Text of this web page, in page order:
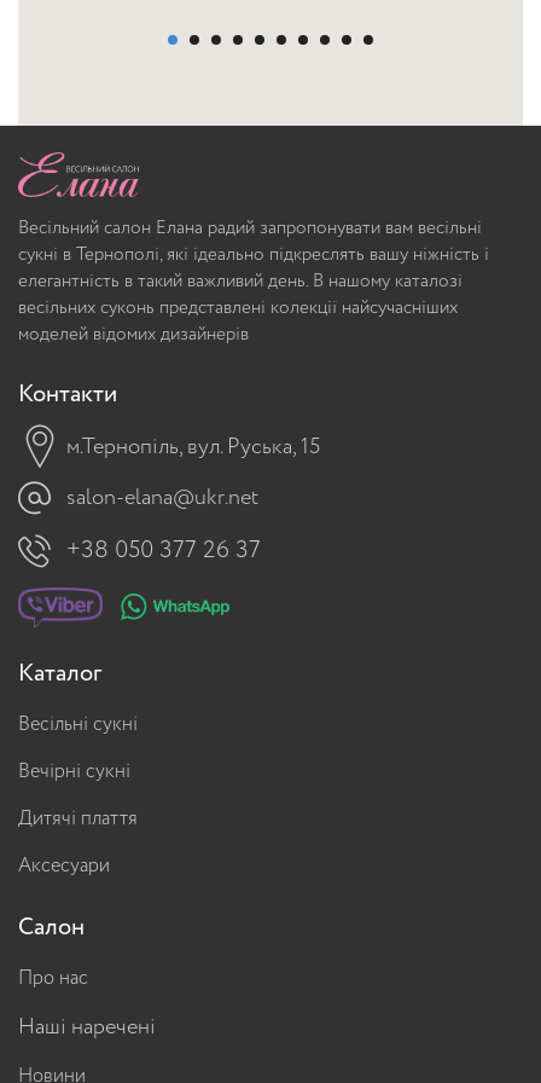
Весільний салон Елана радий запропонувати вам весільні
сукні в Тернополі, які ідеально підкреслять вашу ніжність і
елегантність в такий важливий день. В нашому каталозі
весільних суконь представлені колекції найсучасніших
моделей відомих дизайнерів
Контакти
м.Тернопіль, вул. Руська, 15
salon-elana@ukr.net
+38 050 377 26 37
Каталог
Весільні сукні
Вечірні сукні
Дитячі плаття
Аксесуари
Салон
Про нас
Наші наречені
Новини